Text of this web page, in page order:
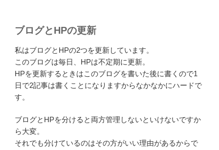
ブログとHPの更新
私はブログとHPの2つを更新しています。
このブログは毎日、HPは不定期に更新。
HPを更新するときはこのブログを書いた後に書くので1
日で2記事は書くことになりますからなかなかにハードで
す。
ブログとHPを分けると両方管理しないといけないですか
ら大変。
それでも分けているのはその方がいい理由があるからで